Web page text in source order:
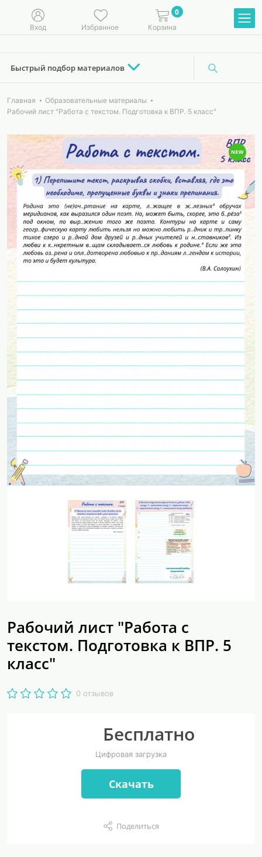
Вход Избранное
0
Корзина
Быстрый подбор материалов
Главная
Образовательные материалы
Рабочий лист "Работа с текстом. Подготовка к ВПР. 5 класс"
Рабочий лист "Работа с
текстом. Подготовка к ВПР. 5
класс"
0 отзывов
Бесплатно
Цифровая загрузка
Скачать
Поделиться